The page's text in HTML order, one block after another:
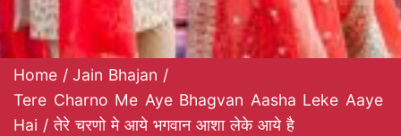
Home / Jain Bhajan /
Tere Charno Me Aye Bhagvan Aasha Leke Aaye
Hai / तेरे चरणो मे आये भगवान आशा लेके आये है